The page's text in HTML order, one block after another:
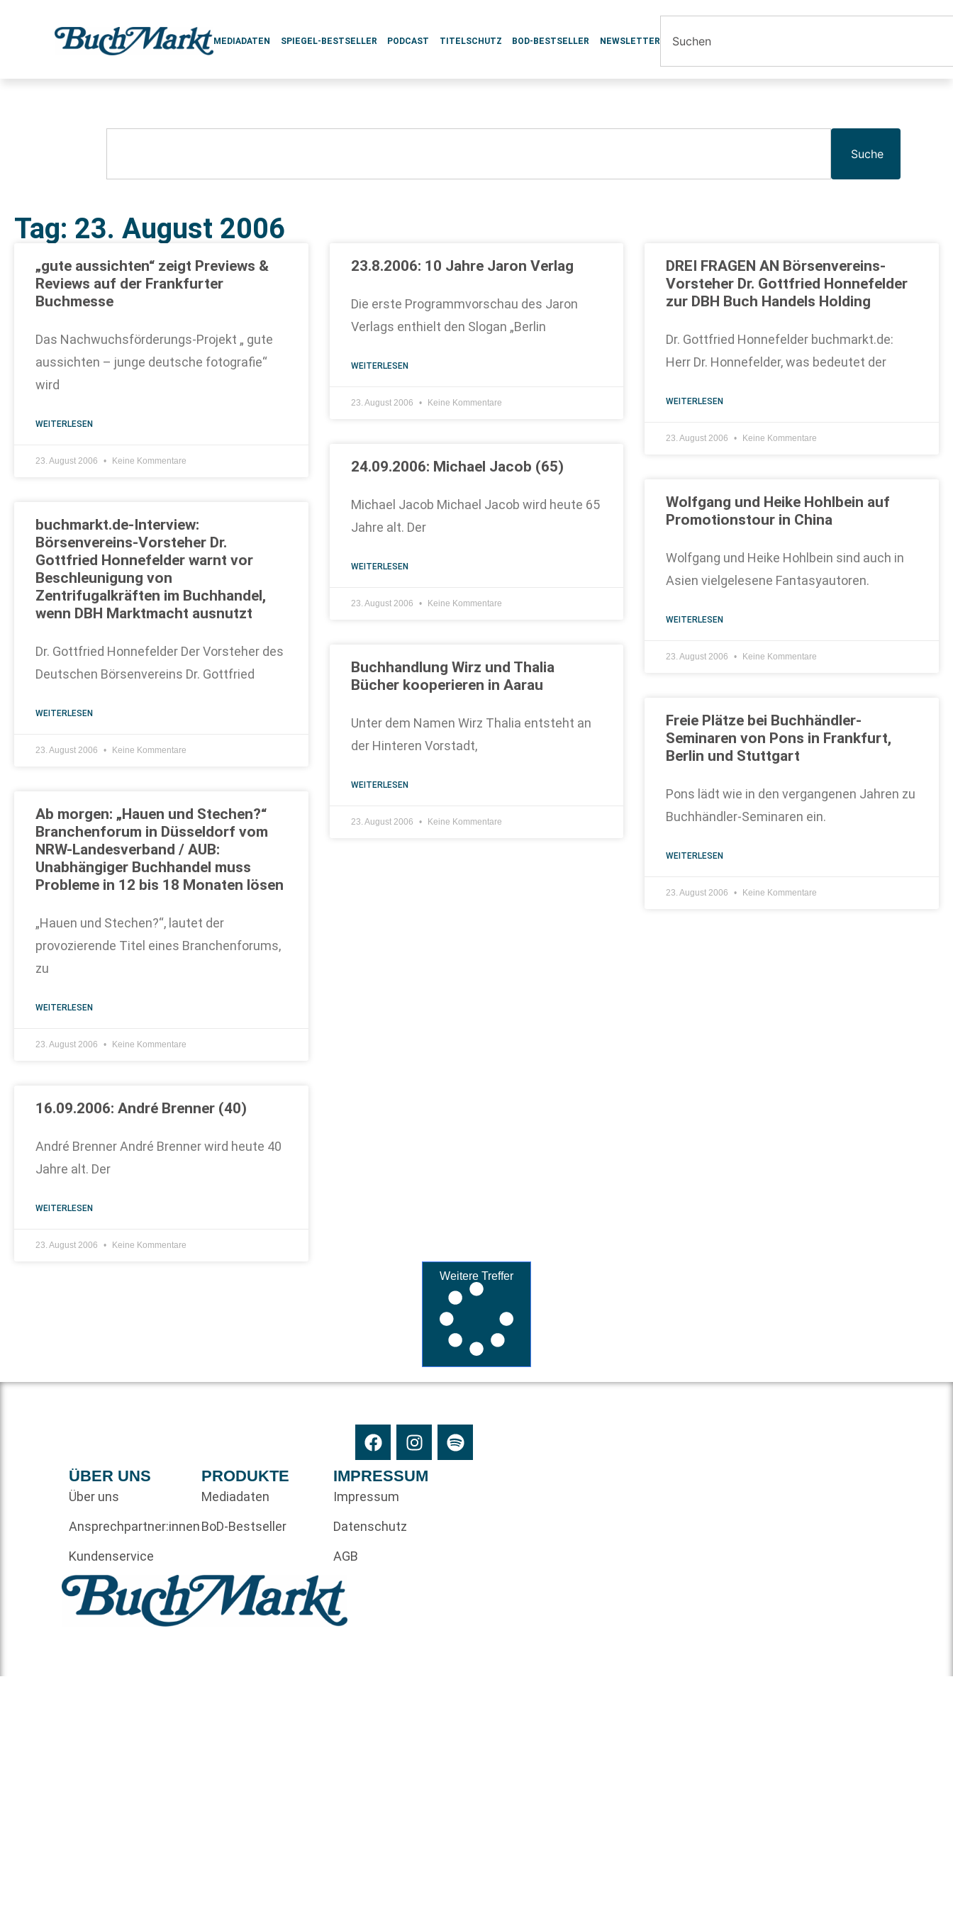
MEDIADATEN SPIEGEL-BESTSELLER PODCAST TITELSCHUTZ BOD-BESTSELLER NEWSLETTER
Suche
Tag: 23. August 2006
„gute aussichten“ zeigt Previews &
Reviews auf der Frankfurter
Buchmesse
Das Nachwuchsförderungs-Projekt „ gute
aussichten – junge deutsche fotografie“
wird
WEITERLESEN
23. August 2006 Keine Kommentare
23.8.2006: 10 Jahre Jaron Verlag
Die erste Programmvorschau des Jaron
Verlags enthielt den Slogan „Berlin
WEITERLESEN
23. August 2006 Keine Kommentare
DREI FRAGEN AN Börsenvereins-
Vorsteher Dr. Gottfried Honnefelder
zur DBH Buch Handels Holding
Dr. Gottfried Honnefelder buchmarkt.de:
Herr Dr. Honnefelder, was bedeutet der
WEITERLESEN
23. August 2006 Keine Kommentare
buchmarkt.de-Interview:
Börsenvereins-Vorsteher Dr.
Gottfried Honnefelder warnt vor
Beschleunigung von
Zentrifugalkräften im Buchhandel,
wenn DBH Marktmacht ausnutzt
Dr. Gottfried Honnefelder Der Vorsteher des
Deutschen Börsenvereins Dr. Gottfried
WEITERLESEN
23. August 2006 Keine Kommentare
24.09.2006: Michael Jacob (65)
Michael Jacob Michael Jacob wird heute 65
Jahre alt. Der
WEITERLESEN
23. August 2006 Keine Kommentare
Wolfgang und Heike Hohlbein auf
Promotionstour in China
Wolfgang und Heike Hohlbein sind auch in
Asien vielgelesene Fantasyautoren.
WEITERLESEN
23. August 2006 Keine Kommentare
Ab morgen: „Hauen und Stechen?“
Branchenforum in Düsseldorf vom
NRW-Landesverband / AUB:
Unabhängiger Buchhandel muss
Probleme in 12 bis 18 Monaten lösen
„Hauen und Stechen?“, lautet der
provozierende Titel eines Branchenforums,
zu
WEITERLESEN
23. August 2006 Keine Kommentare
Buchhandlung Wirz und Thalia
Bücher kooperieren in Aarau
Unter dem Namen Wirz Thalia entsteht an
der Hinteren Vorstadt,
WEITERLESEN
23. August 2006 Keine Kommentare
Freie Plätze bei Buchhändler-
Seminaren von Pons in Frankfurt,
Berlin und Stuttgart
Pons lädt wie in den vergangenen Jahren zu
Buchhändler-Seminaren ein.
WEITERLESEN
23. August 2006 Keine Kommentare
16.09.2006: André Brenner (40)
André Brenner André Brenner wird heute 40
Jahre alt. Der
WEITERLESEN
23. August 2006 Keine Kommentare
Weitere Treffer
ÜBER UNS
Über uns
Ansprechpartner:innen
Kundenservice
PRODUKTE
Mediadaten
BoD-Bestseller
IMPRESSUM
Impressum
Datenschutz
AGB